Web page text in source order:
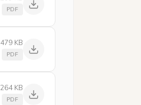
PDF
479 KB
PDF
264 KB
PDF